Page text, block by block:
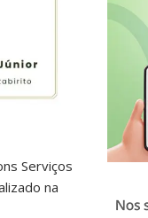
Serviços
na